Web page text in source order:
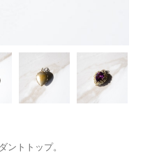
ントトップ。